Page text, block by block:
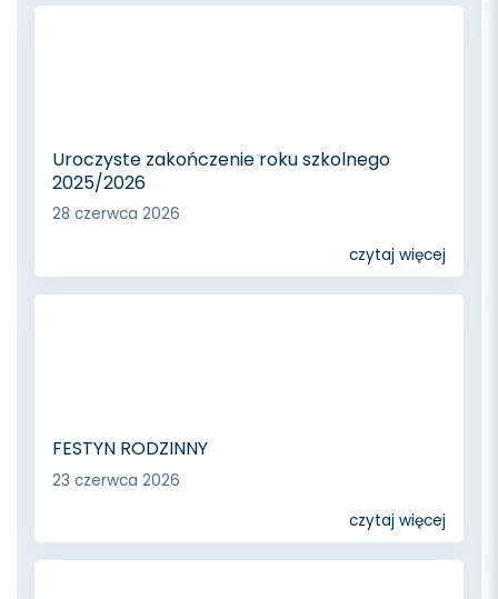
Uroczyste zakończenie roku szkolnego
2025/2026
28 czerwca 2026
czytaj więcej
FESTYN RODZINNY
23 czerwca 2026
czytaj więcej